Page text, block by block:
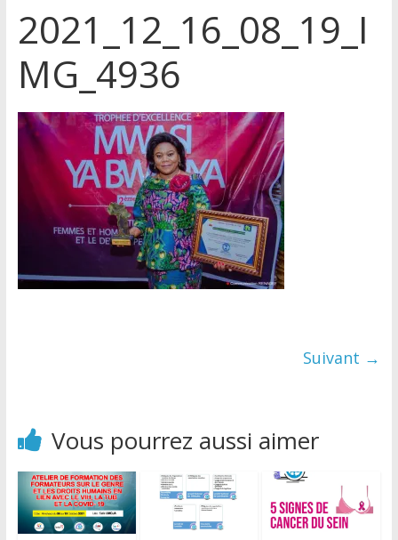
2021_12_16_08_19_I
MG_4936
Suivant →
Vous pourrez aussi aimer